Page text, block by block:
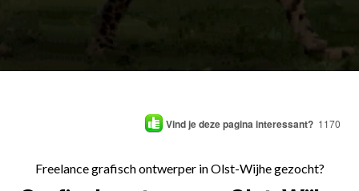
Vind je deze pagina interessant? 1170
Freelance grafisch ontwerper in Olst-Wijhe gezocht?